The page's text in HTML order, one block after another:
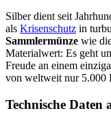
Silber dient seit
als Krisenschutz in
Sammlermünze wie
Materialwert: Es geht
Freude an einem
von weltweit nur 5.000
Technische Daten